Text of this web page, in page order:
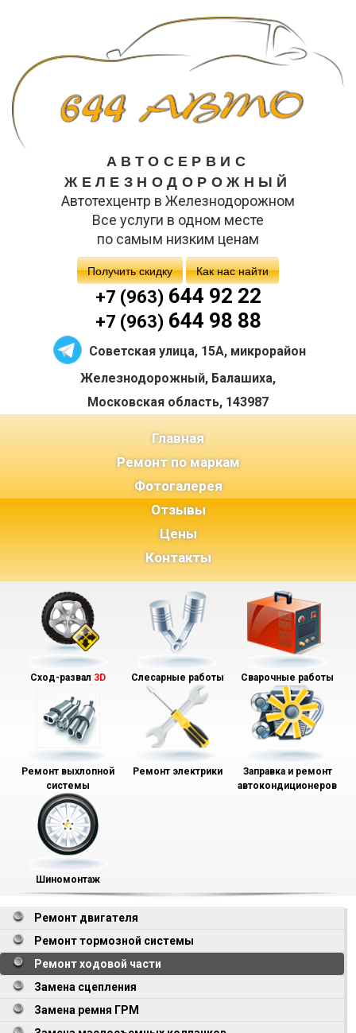
АВТОСЕРВИС
ЖЕЛЕЗНОДОРОЖНЫЙ
Автотехцентр в Железнодорожном
Все услуги в одном месте
по самым низким ценам
Получить скидку Как нас найти
+7 (963)644 92 22
+7 (963)644 98 88
Советская улица, 15А, микрорайон
Железнодорожный, Балашиха,
Московская область, 143987
Главная(current)
Ремонт по маркам
Фотогалерея
Отзывы
Цены
Контакты
Сход-развал 3D Слесарные работы Сварочные работы
Ремонт выхлопной
системы
Ремонт электрики
Заправка и ремонт
автокондиционеров
Шиномонтаж
Ремонт двигателя
Ремонт тормозной системы
Ремонт ходовой части
Замена сцепления
Замена ремня ГРМ